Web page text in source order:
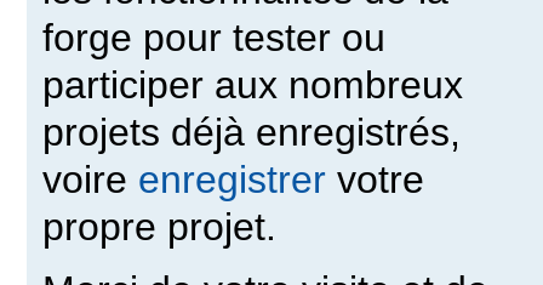
forge pour tester ou
participer aux nombreux
projets déjà enregistrés,
voire enregistrervotre
propre projet.